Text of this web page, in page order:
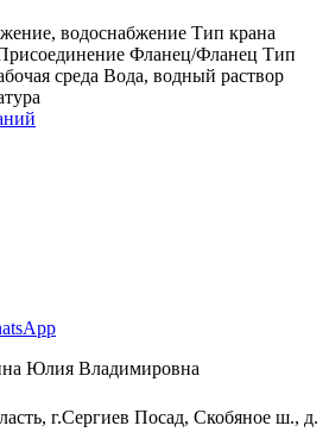
водоснабжение Тип крана
Фланец/Фланец Тип
среда Вода, водный раствор
Юлия Владимировна
г.Сергиев Посад, Скобяное ш., д.